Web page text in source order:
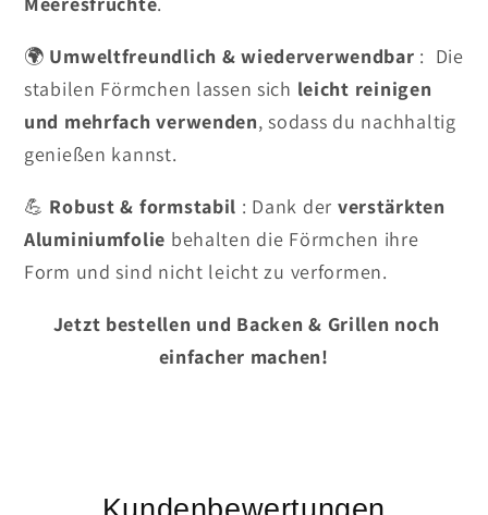
🌍 Umweltfreundlich & wiederverwendbar : Die
stabilen Förmchen lassen sich leicht reinigen
und mehrfach verwenden, sodass du nachhaltig
genießen kannst.
💪 Robust & formstabil : Dank der verstärkten
Aluminiumfolie behalten die Förmchen ihre
Form und sind nicht leicht zu verformen.
Jetzt bestellen und Backen & Grillen noch
einfacher machen!